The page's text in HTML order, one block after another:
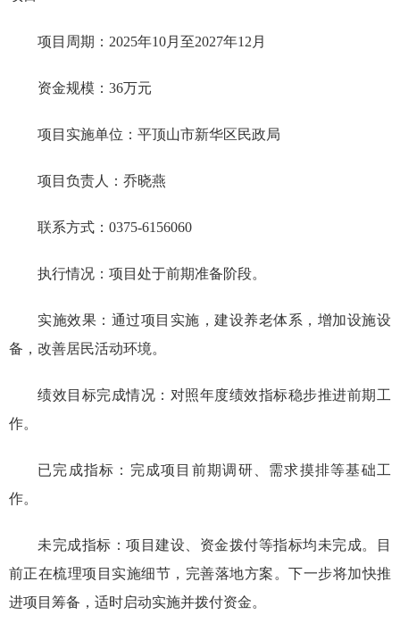
项目周期：2025年10月至2027年12月
资金规模：36万元
项目实施单位：平顶山市新华区民政局
项目负责人：乔晓燕
联系方式：0375-6156060
执行情况：项目处于前期准备阶段。
实施效果：通过项目实施，建设养老体系，增加设施设
备，改善居民活动环境。
绩效目标完成情况： 对照年度绩效指标稳步推进前期工
作。
已完成指标： 完成项目前期调研、需求摸排等基础工
作。
未完成指标：项目建设、资金拨付等指标均未完成。目
前正在梳理项目实施细节，完善落地方案。下一步将加快推
进项目筹备，适时启动实施并拨付资金。